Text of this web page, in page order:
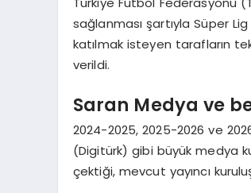
sağlanması şartıyla Süper
katılmak isteyen tarafların
verildi.
Saran Medya ve
2024-2025, 2025-2026 ve
(Digitürk) gibi büyük medya
çektiği, mevcut yayıncı